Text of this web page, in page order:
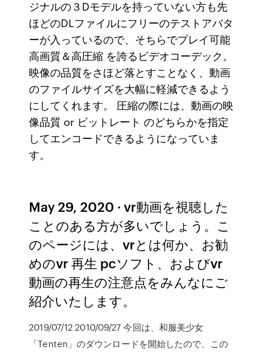
ジナルの３Dモデルを持っていない方も先
ほどのDLファイルにフリーのテストアバタ
ーが入っているので、そちらでプレイ可能
高画質＆高圧縮 を誇るビデオコーデック。
映像の品質をさほど落とすことなく、動画
のファイルサイズを大幅に軽減できるよう
にしてくれます。 圧縮の際には、動画の映
像品質 or ビットレート のどちらかを指定
してエンコードできるようになっていま
す。
May 29, 2020 · vr動画を視聴した
ことのある方が多いでしょう。こ
のページには、vrとは何か、お勧
めのvr 再生 pcソフト、およびvr
動画の再生の注意点をみんなにご
紹介いたします。
2019/07/12 2010/09/27 今回は、和服美少女
「Tenten」のダウンロードを開始したので、この